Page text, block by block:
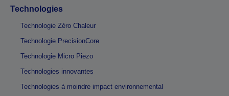
Technologies
Technologie Zéro Chaleur
Technologie PrecisionCore
Technologie Micro Piezo
Technologies innovantes
Technologies à moindre impact environnemental